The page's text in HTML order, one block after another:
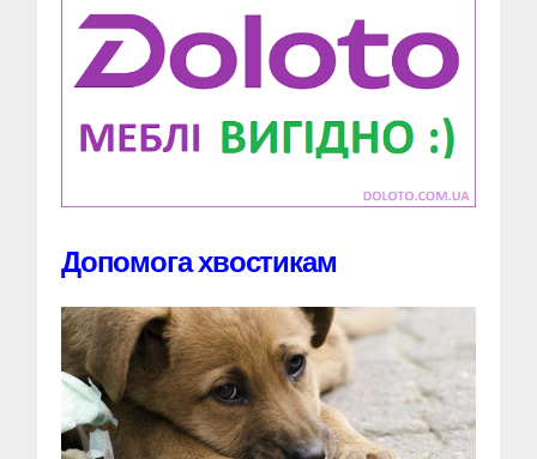
Допомога хвостикам